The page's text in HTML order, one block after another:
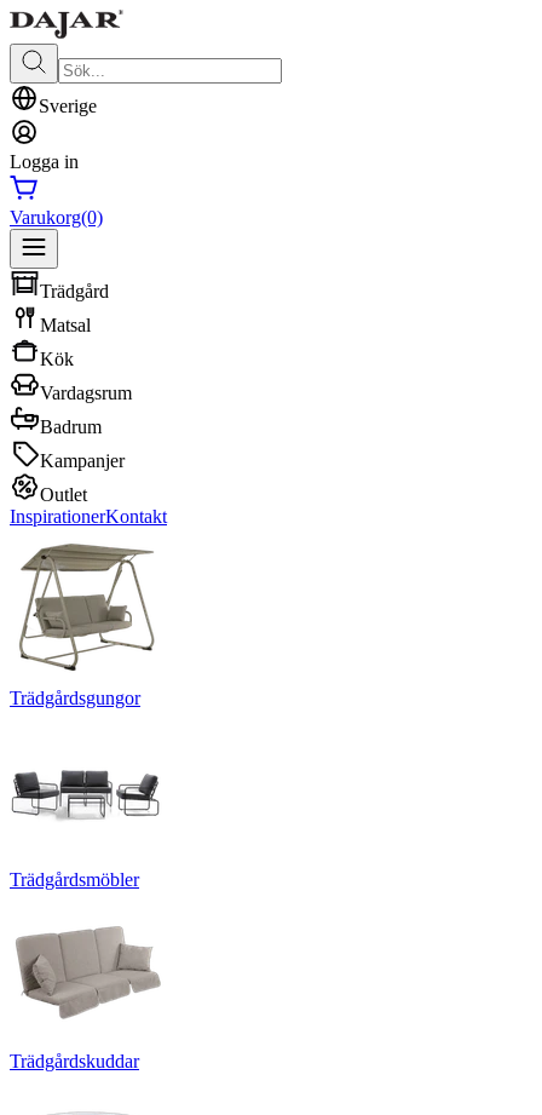
Sverige
Logga in
Varukorg(0)
Trädgård
Matsal
Kök
Vardagsrum
Badrum
Kampanjer
Outlet
InspirationerKontakt
Trädgårdsgungor
Trädgårdsmöbler
Trädgårdskuddar